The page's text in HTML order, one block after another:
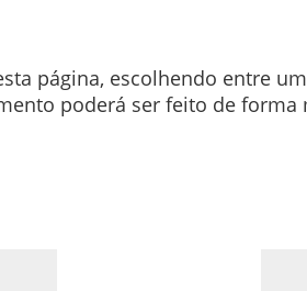
página, escolhendo entre
poderá ser feito de forma